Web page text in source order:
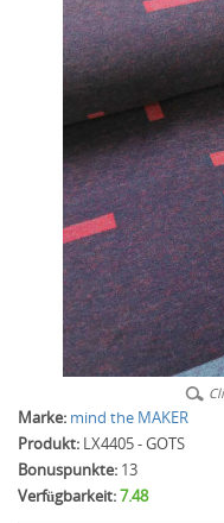
Marke: mind the MAKER
Produkt: LX4405 - GOTS
Bonuspunkte: 13
Verfügbarkeit:7.48